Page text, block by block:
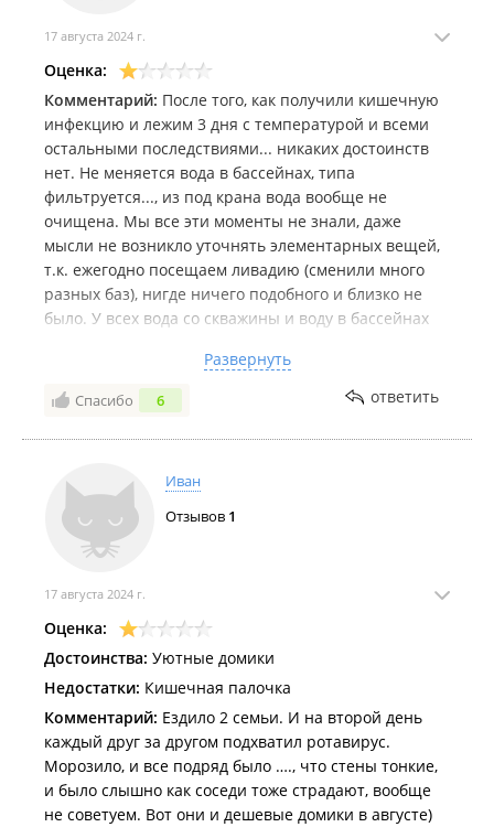
17 августа 2024 г.
Оценка:
Комментарий: После того, как получили кишечную
инфекцию и лежим 3 дня с температурой и всеми
остальными последствиями... никаких достоинств
нет. Не меняется вода в бассейнах, типа
фильтруется..., из под крана вода вообще не
очищена. Мы все эти моменты не знали, даже
мысли не возникло уточнять элементарных вещей,
т.к. ежегодно посещаем ливадию (сменили много
разных баз), нигде ничего подобного и близко не
было. У всех вода со скважины и воду в бассейнах
В соседних номерах также люди лежат с
отравлениями.
Всем совет, доплатить денег за действительно
отдых и ехать в другое место
Развернуть
Спасибо 6 ответить
Иван
Отзывов 1
17 августа 2024 г.
Оценка:
Достоинства: Уютные домики
Недостатки: Кишечная палочка
Комментарий: Ездило 2 семьи. И на второй день
каждый друг за другом подхватил ротавирус.
Морозило, и все подряд было …., что стены тонкие,
и было слышно как соседи тоже страдают, вообще
не советуем. Вот они и дешевые домики в августе)